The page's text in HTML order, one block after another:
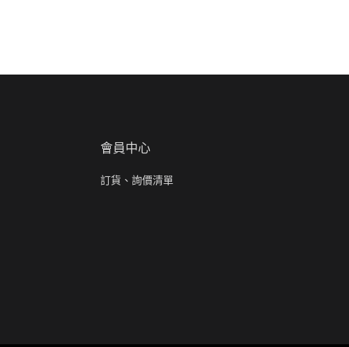
會員中心
訂貨、詢價清單